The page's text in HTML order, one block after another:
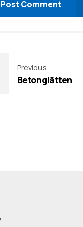
Post Comment
Previous
Betonglätten